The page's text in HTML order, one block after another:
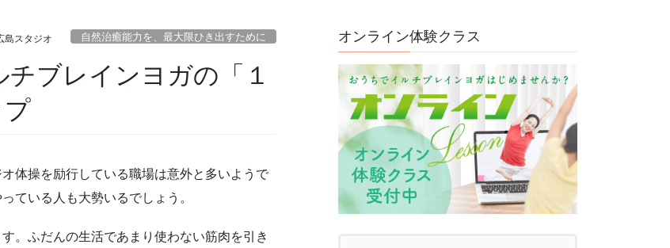
島スタジオ 自然治癒能力を、最大限ひき出すために
ブレインヨガの「１
体操を励行している職場は意外と多いようで
ている人も大勢いるでしょう。
。ふだんの生活であまり使わない筋肉を引き
オンライン体験クラス